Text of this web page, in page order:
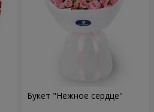
Букет "Нежное сердце"